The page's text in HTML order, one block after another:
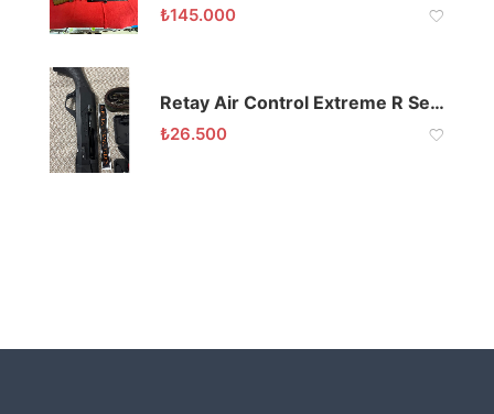
₺145.000
Retay Air Control Extreme R Sentetik Yarı Otomatik 71 cm Namlu
₺26.500